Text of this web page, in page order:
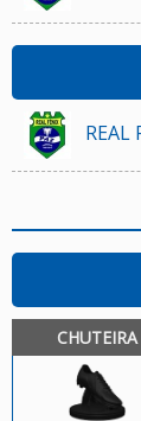
REAL
CHUTEIRA